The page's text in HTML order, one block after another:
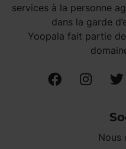
services à la personne
dans la garde
Yoopala fait partie
Nous